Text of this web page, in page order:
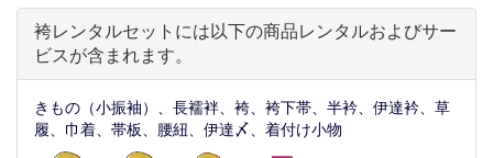
袴レンタルセットには以下の商品レンタルおよびサー
ビスが含まれます。
きもの（小振袖）、長襦袢、袴、袴下帯、半衿、伊達衿、草
履、巾着、帯板、腰紐、伊達〆、着付け小物